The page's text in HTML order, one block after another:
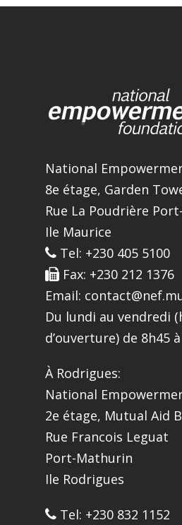
National
8e étage, Garden
Rue La Poudrière
Ile Maurice
Tel: +230 405 5100
Fax: +230 212 1376
Email:
Du lundi au vendredi
d’ouverture) de 8h45
À Rodrigues:
National
2e étage, Mutual Aid
Rue Francois Leguat
Port-Mathurin
Ile Rodrigues
Tel: +230 832 1152